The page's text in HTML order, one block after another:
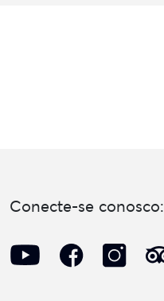
Conecte-se conosco: